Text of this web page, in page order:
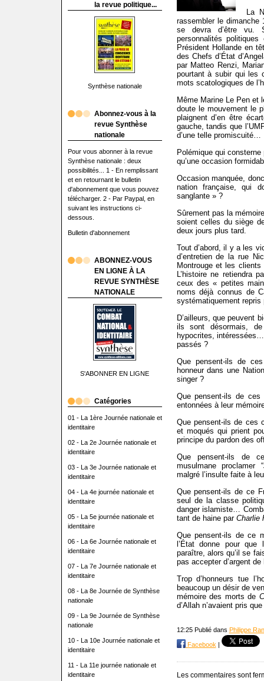
la revue politique...
Synthèse nationale
Abonnez-vous à la
revue Synthèse
nationale
Pour vous abonner à la revue
Synthèse nationale : deux
possibilités... 1 - En remplissant
et en retournant le bulletin
d'abonnement que vous pouvez
télécharger. 2 - Par Paypal, en
suivant les instructions ci-
dessous.
Bulletin d'abonnement
ABONNEZ-VOUS
EN LIGNE À LA
REVUE SYNTHÈSE
NATIONALE
S'ABONNER EN LIGNE
Catégories
01 - La 1ère Journée nationale et
identitaire
02 - La 2e Journée nationale et
identitaire
03 - La 3e Journée nationale et
identitaire
04 - La 4e journée nationale et
identitaire
05 - La 5e journée nationale et
identitaire
06 - La 6e Journée nationale et
identitaire
07 - La 7e Journée nationale et
identitaire
08 - La 8e Journée de Synthèse
nationale
09 - La 9e Journée de Synthèse
nationale
10 - La 10e Journée nationale et
identitaire
11 - La 11e journée nationale et
identitaire
La
rassembler le dimanche
se devra d’être vu.
personnalités
Président Hollande en
des Chefs d’État
par Matteo Renzi,
pourtant à subir qui les
mots scatologiques de
Même Marine Le Pen et
doute le mouvement le
plaignent d’en être
gauche, tandis que
d’une telle promiscuité…
Polémique qui
qu’une occasion
Occasion manquée,
nation française, qui
sanglante » ?
Sûrement pas la
soient celles du siège
deux jours plus tard.
Tout d’abord, il y a les
d’entretien de la rue
Montrouge et les
L’histoire ne retiendra
ceux des « petites
noms déjà connus de
systématiquement
D’ailleurs, que peuvent
ils sont désormais,
hypocrites,
passés ?
Que pensent-ils de
honneur dans une
singer ?
Que pensent-ils de ces
entonnées à leur
Que pensent-ils de ces
et moqués qui prient
principe du pardon des
Que pensent-ils de
musulmane proclamer “
malgré l’insulte faite à
Que pensent-ils de ce
seul de la classe
danger islamiste…
tant de haine par Charlie
Que pensent-ils de ce
l’État donne pour que
paraître, alors qu’il se
pas accepter d’argent
Trop d’honneurs tue
beaucoup un désir de
mémoire des morts de
d’Allah n’avaient pris
12:25 Publié dans Philippe
Facebook |
Les commentaires sont